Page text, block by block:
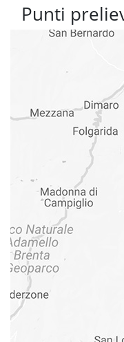
Punti